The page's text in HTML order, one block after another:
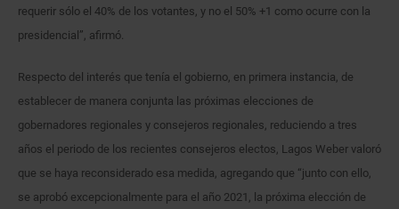
requerir sólo el 40% de los votantes, y no el 50% +1 como ocurre con la
presidencial”, afirmó.
Respecto del interés que tenía el gobierno, en primera instancia, de
establecer de manera conjunta las próximas elecciones de
gobernadores regionales y consejeros regionales, reduciendo a tres
años el periodo de los recientes consejeros electos, Lagos Weber valoró
que se haya reconsiderado esa medida, agregando que “junto con ello,
se aprobó excepcionalmente para el año 2021, la próxima elección de